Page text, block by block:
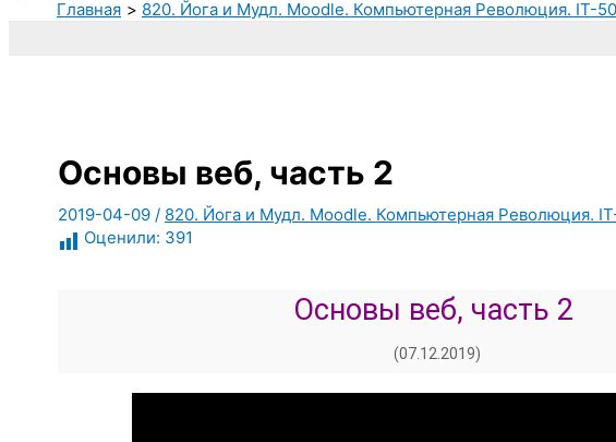
Главная 820. Йога и Мудл. Moodle. Компьютерная Революция. IT-
Основы веб, часть 2
2019-04-09 / 820. Йога и Мудл. Moodle. Компьютерная Революция.
Оценили: 391
Основы веб, часть 2
(07.12.2019)